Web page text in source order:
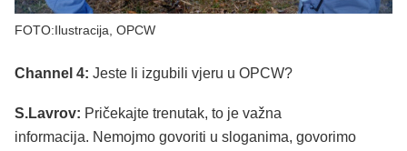
FOTO:Ilustracija, OPCW
Channel 4: Jeste li izgubili vjeru u OPCW?
S.Lavrov: Pričekajte trenutak, to je važna
informacija. Nemojmo govoriti u sloganima, govorimo